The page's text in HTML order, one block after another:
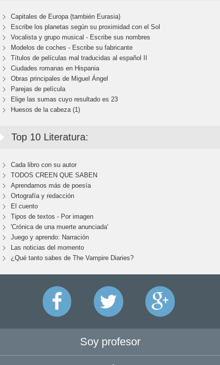
Capitales de Europa (también Eurasia)
Escribe los planetas según su proximidad con el Sol
Vocalista y grupo musical - Escribe sus nombres
Modelos de coches - Escribe su fabricante
Títulos de películas mal traducidas al español II
Ciudades romanas en Hispania
Obras principales de Miguel Ángel
Parejas de película
Elige las sumas cuyo resultado es 23
Huesos de la cabeza (1)
Top 10 Literatura:
Cada libro con su autor
TODOS CREEN QUE SABEN
Aprendamos más de poesía
Ortografía y redacción
El cuento
Tipos de textos - Por imagen
'Crónica de una muerte anunciada'
Juego y aprendo: Narración
Las noticias del momento
¿Qué tanto sabes de The Vampire Diaries?
Soy profesor